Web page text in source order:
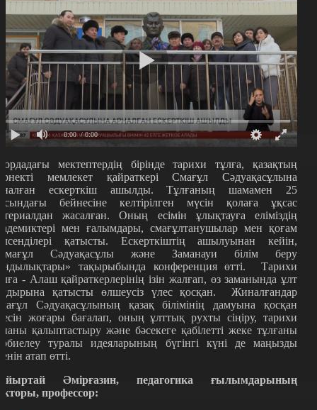
0:00 / 0:00
мектептердің бірінде тарихи тұлға, қазақтың
мемлекет қайраткері Смағұл Сәдуақасұлына
ескерткіш ашылды. Тұлғаның шамамен 25
бейнесіне келтірілген мүсін қолаға ұқсас
жасалған. Оның есімін ұлықтауға еліміздің
мен ғалымдары, смағұлтанушылар мен қоғам
қатысты. Ескерткіштің ашылуынан кейін,
Сәдуақасұлы және Заманауи білім беру
тақырыбында конференция өтті. Тарихи
- Алаш қайраткерлерінің ізін жалғап, өз заманында ұлт
қатысты өлшеусіз үлес қосқан. Жиналғандар
Сәдуақасұлының қазақ білімінің дамуына қосқан
жоғары бағалап, оның ұлттық рухты сіңіру, тарихи
қалыптастыру және бәсекеге қабілетті жеке тұлғаны
туралы идеяларының бүгінгі күні де маңызды
атап өтті.
Әмірғазин, педагогика ғылымдарының
профессор: